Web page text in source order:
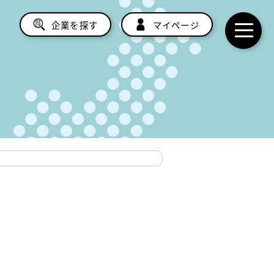
企業を探す マイページ